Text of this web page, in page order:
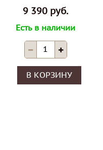
9 390 руб.
Есть в наличии
В КОРЗИНУ